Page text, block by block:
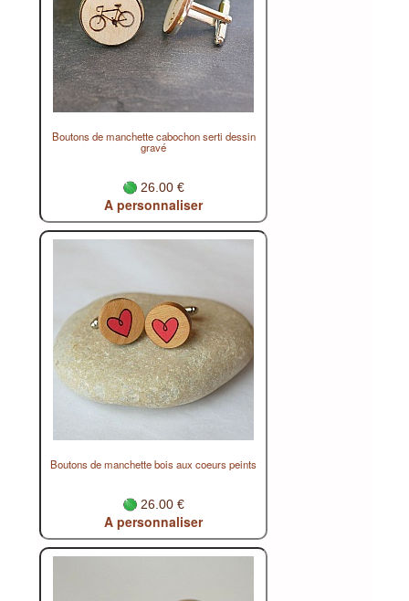
Boutons de manchette cabochon serti dessin
gravé
26.00 €
A personnaliser
Boutons de manchette bois aux coeurs peints
26.00 €
A personnaliser